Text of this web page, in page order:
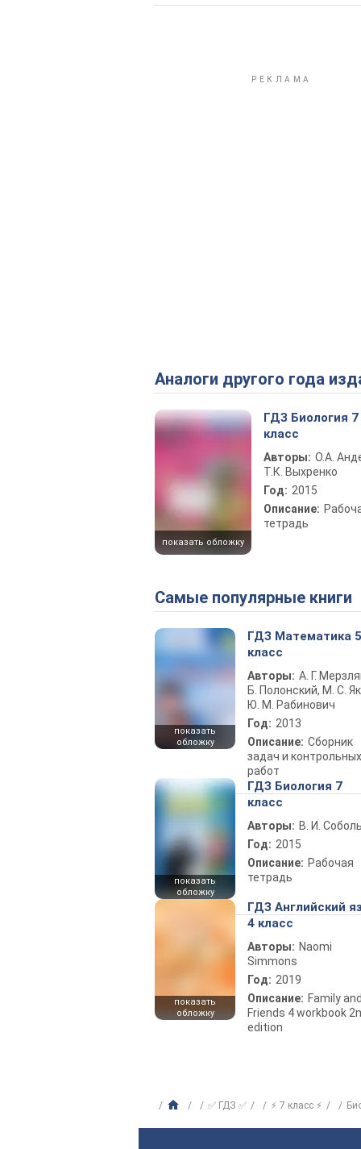
Аналоги другого года
показать обложку
ГДЗ Биология 7
класс
Авторы: О.А.
Т.К. Выхренко
Год: 2015
Описание:
тетрадь
Самые популярные книги
показать
обложку
ГДЗ Математика 5
класс
Авторы: А. Г.
Б. Полонский, М. С.
Ю. М. Рабинович
Год: 2013
Описание: Сборник
задач и контрольных
работ
показать
обложку
ГДЗ Биология 7
класс
Авторы: В. И.
Год: 2015
Описание: Рабочая
тетрадь
показать
обложку
ГДЗ Английский
4 класс
Авторы: Naomi
Simmons
Год: 2019
Описание: Family
Friends 4 workbook
edition
✅ ГДЗ ✅ ⚡ 7 класс ⚡